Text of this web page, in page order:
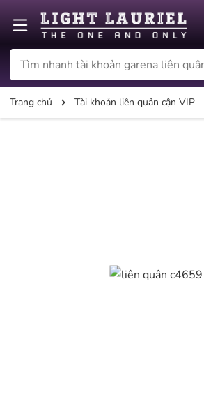
Trang chủ Tài khoản liên quân cận VIP